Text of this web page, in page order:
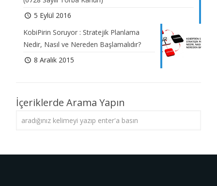
5 Eylül 2016
KobiPirin Soruyor : Stratejik Planlama
Nedir, Nasıl ve Nereden Başlamalıdır?
8 Aralık 2015
İçeriklerde Arama Yapın